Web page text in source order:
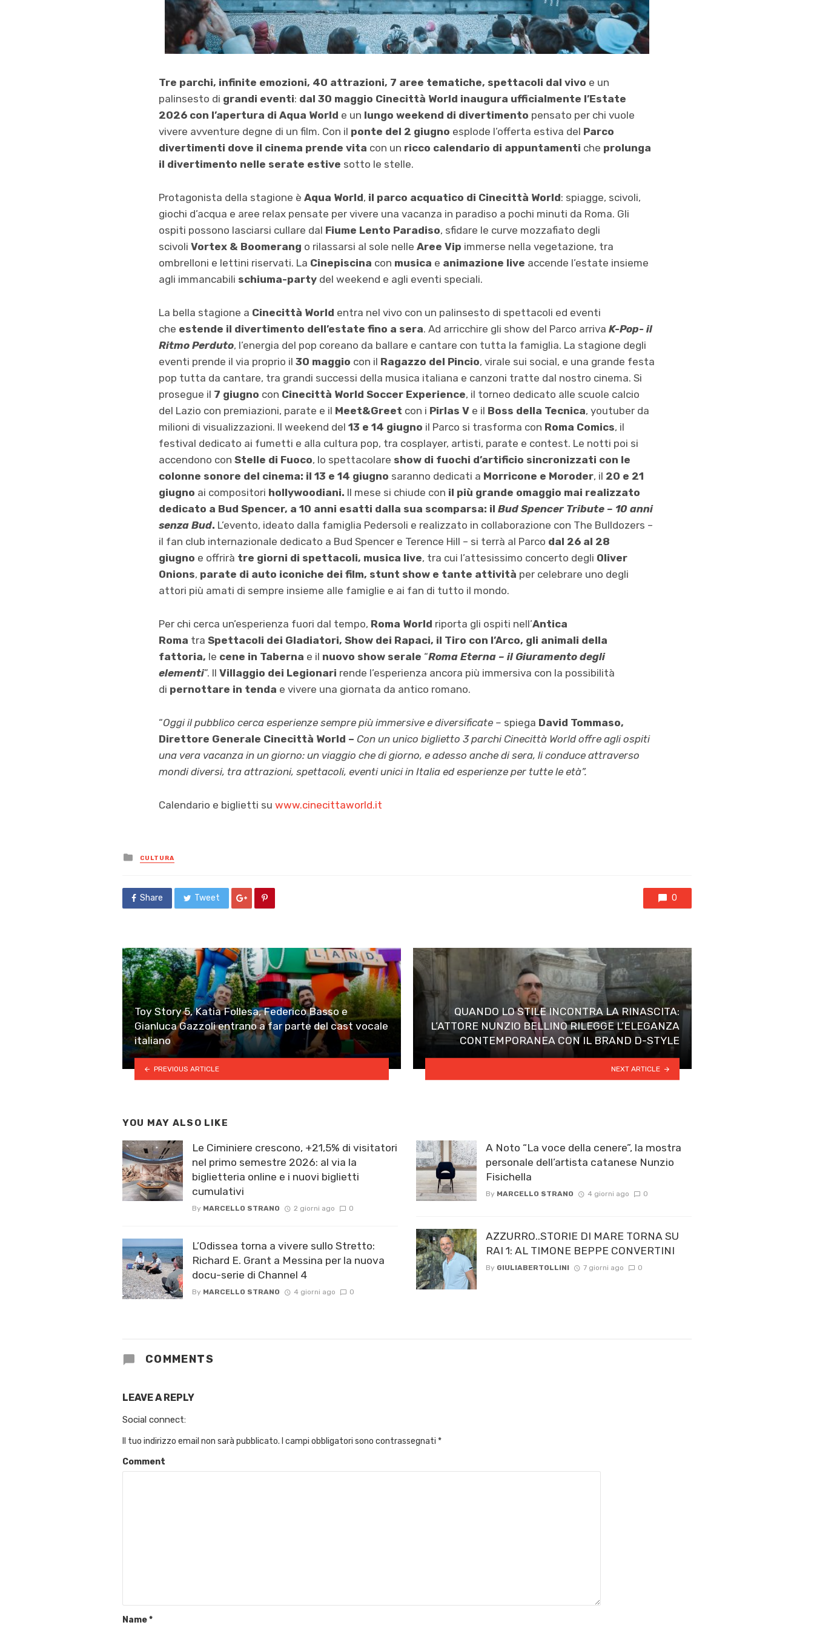
Tre parchi, infinite emozioni, 40 attrazioni, 7 aree tematiche, spettacoli dal vivo e un
palinsesto di grandi eventi: dal 30 maggio Cinecittà World inaugura ufficialmente l’Estate
2026 con l’apertura di Aqua World e un lungo weekend di divertimento pensato per chi vuole
vivere avventure degne di un film. Con il ponte del 2 giugno esplode l’offerta estiva del Parco
divertimenti dove il cinema prende vita con un ricco calendario di appuntamenti che prolunga
il divertimento nelle serate estive sotto le stelle.
Protagonista della stagione è Aqua World, il parco acquatico di Cinecittà World: spiagge, scivoli,
giochi d’acqua e aree relax pensate per vivere una vacanza in paradiso a pochi minuti da Roma. Gli
ospiti possono lasciarsi cullare dal Fiume Lento Paradiso, sfidare le curve mozzafiato degli
scivoli Vortex & Boomerang o rilassarsi al sole nelle Aree Vip immerse nella vegetazione, tra
ombrelloni e lettini riservati. La Cinepiscina con musica e animazione live accende l’estate insieme
agli immancabili schiuma-party del weekend e agli eventi speciali.
La bella stagione a Cinecittà World entra nel vivo con un palinsesto di spettacoli ed eventi
che estende il divertimento dell’estate fino a sera. Ad arricchire gli show del Parco arriva K-Pop- il
Ritmo Perduto, l’energia del pop coreano da ballare e cantare con tutta la famiglia. La stagione degli
eventi prende il via proprio il 30 maggio con il Ragazzo del Pincio, virale sui social, e una grande festa
pop tutta da cantare, tra grandi successi della musica italiana e canzoni tratte dal nostro cinema. Si
prosegue il 7 giugno con Cinecittà World Soccer Experience, il torneo dedicato alle scuole calcio
del Lazio con premiazioni, parate e il Meet&Greet con i Pirlas V e il Boss della Tecnica, youtuber da
milioni di visualizzazioni. Il weekend del 13 e 14 giugno il Parco si trasforma con Roma Comics, il
festival dedicato ai fumetti e alla cultura pop, tra cosplayer, artisti, parate e contest. Le notti poi si
accendono con Stelle di Fuoco, lo spettacolare show di fuochi d’artificio sincronizzati con le
colonne sonore del cinema: il 13 e 14 giugno saranno dedicati a Morricone e Moroder, il 20 e 21
giugno ai compositori hollywoodiani. Il mese si chiude con il più grande omaggio mai realizzato
dedicato a Bud Spencer, a 10 anni esatti dalla sua scomparsa: il Bud Spencer Tribute – 10 anni
senza Bud. L’evento, ideato dalla famiglia Pedersoli e realizzato in collaborazione con The Bulldozers –
il fan club internazionale dedicato a Bud Spencer e Terence Hill – si terrà al Parco dal 26 al 28
giugno e offrirà tre giorni di spettacoli, musica live, tra cui l’attesissimo concerto degli Oliver
Onions, parate di auto iconiche dei film, stunt show e tante attività per celebrare uno degli
attori più amati di sempre insieme alle famiglie e ai fan di tutto il mondo.
Per chi cerca un’esperienza fuori dal tempo, Roma World riporta gli ospiti nell’Antica
Roma tra Spettacoli dei Gladiatori, Show dei Rapaci, il Tiro con l’Arco, gli animali della
fattoria, le cene in Taberna e il nuovo show serale “Roma Eterna – il Giuramento degli
elementi”. Il Villaggio dei Legionari rende l’esperienza ancora più immersiva con la possibilità
di pernottare in tenda e vivere una giornata da antico romano.
“Oggi il pubblico cerca esperienze sempre più immersive e diversificate – spiega David Tommaso,
Direttore Generale Cinecittà World – Con un unico biglietto 3 parchi Cinecittà World offre agli ospiti
una vera vacanza in un giorno: un viaggio che di giorno, e adesso anche di sera, li conduce attraverso
mondi diversi, tra attrazioni, spettacoli, eventi unici in Italia ed esperienze per tutte le età”.
Calendario e biglietti su www.cinecittaworld.it
Posted
in
CULTURA
Share Tweet 0
Toy Story 5, Katia Follesa, Federico Basso e
Gianluca Gazzoli entrano a far parte del cast vocale
italiano
PREVIOUS ARTICLE
QUANDO LO STILE INCONTRA LA RINASCITA:
L’ATTORE NUNZIO BELLINO RILEGGE L’ELEGANZA
CONTEMPORANEA CON IL BRAND D-STYLE
NEXT ARTICLE
YOU MAY ALSO LIKE
Le Ciminiere crescono, +21,5% di visitatori
nel primo semestre 2026: al via la
biglietteria online e i nuovi biglietti
cumulativi
By MARCELLO STRANO 2 giorni ago 0
L’Odissea torna a vivere sullo Stretto:
Richard E. Grant a Messina per la nuova
docu-serie di Channel 4
By MARCELLO STRANO 4 giorni ago 0
A Noto “La voce della cenere”, la mostra
personale dell’artista catanese Nunzio
Fisichella
By MARCELLO STRANO 4 giorni ago 0
AZZURRO..STORIE DI MARE TORNA SU
RAI 1: AL TIMONE BEPPE CONVERTINI
By GIULIABERTOLLINI 7 giorni ago 0
COMMENTS
LEAVE A REPLY
Social connect:
Il tuo indirizzo email non sarà pubblicato. I campi obbligatori sono contrassegnati *
Comment
Name*